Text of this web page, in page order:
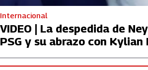
Internacional
VIDEO | La despedida de
PSG y su abrazo con Kylian